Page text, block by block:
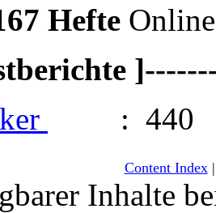
Hefte Online
: 440
Content Index
Inhalte